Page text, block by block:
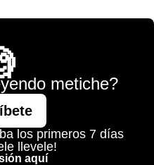
metiche?
los primeros 7 días
llevele!
aquí